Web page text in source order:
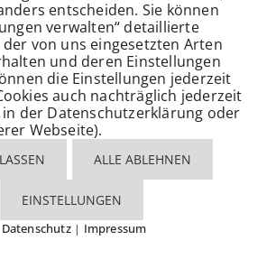
entscheiden. Sie können
verwalten“ detaillierte
von uns eingesetzten Arten
und deren Einstellungen
die Einstellungen jederzeit
auch nachträglich jederzeit
in der Datenschutzerklärung oder
Webseite).
ALLE ABLEHNEN
EINSTELLUNGEN
Datenschutz| Impressum